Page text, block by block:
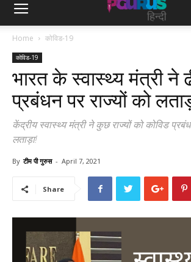
Home कोविड-19
कोविड-19
भारत के स्वास्थ्य मंत्री ने
प्रबंधन पर राज्यों को
केंद्रीय स्वास्थ्य मंत्री ने कुछ राज्यों को कोविड
लताड़ा!
By टीम पी गुरुस - April 7, 2021
Share